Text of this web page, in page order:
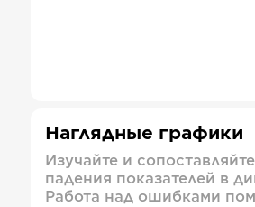
Наглядные графики
Изучайте и
падения показателей в
Работа над ошибками